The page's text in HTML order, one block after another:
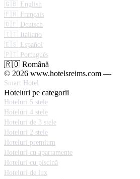
🇬🇧 English
🇫🇷 Français
🇩🇪 Deutsch
🇮🇹 Italiano
🇪🇸 Español
🇵🇹 Português
🇷🇴 Română
© 2026 www.hotelsreims.com —
Smart Hotel
Hoteluri pe categorii
Hoteluri 5 stele
Hoteluri 4 stele
Hoteluri de 3 stele
Hoteluri 2 stele
Hoteluri premium
Hoteluri cu apartamente
Hoteluri cu piscină
Hoteluri de lux